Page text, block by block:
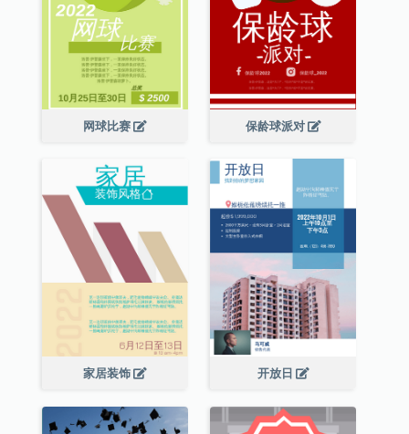
网球比赛 保龄球派对
家居装饰 开放日